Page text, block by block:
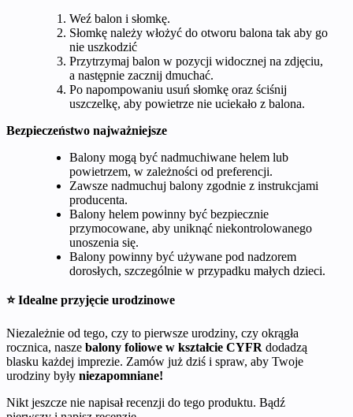
Weź balon i słomkę.
Słomkę należy włożyć do otworu balona tak aby go
nie uszkodzić
Przytrzymaj balon w pozycji widocznej na zdjęciu,
a następnie zacznij dmuchać.
Po napompowaniu usuń słomkę oraz ściśnij
uszczelkę, aby powietrze nie uciekało z balona.
Bezpieczeństwo najważniejsze
Balony mogą być nadmuchiwane helem lub
powietrzem, w zależności od preferencji.
Zawsze nadmuchuj balony zgodnie z instrukcjami
producenta.
Balony helem powinny być bezpiecznie
przymocowane, aby uniknąć niekontrolowanego
unoszenia się.
Balony powinny być używane pod nadzorem
dorosłych, szczególnie w przypadku małych dzieci.
⭐ Idealne przyjęcie urodzinowe
Niezależnie od tego, czy to pierwsze urodziny, czy okrągła
rocznica, nasze balony foliowe w kształcie CYFR dodadzą
blasku każdej imprezie. Zamów już dziś i spraw, aby Twoje
urodziny były niezapomniane!
Nikt jeszcze nie napisał recenzji do tego produktu. Bądź